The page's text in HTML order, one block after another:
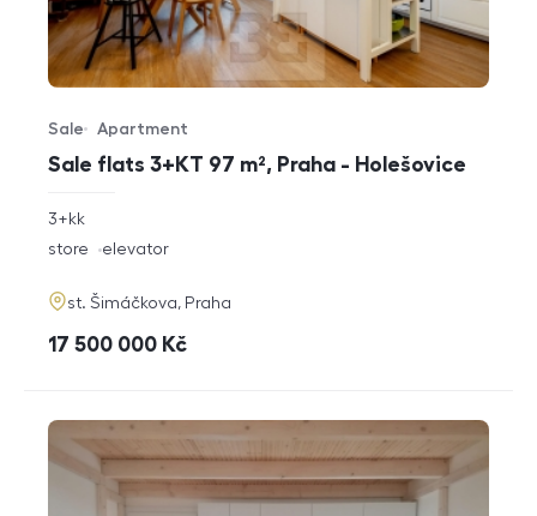
Sale flats 3+KT 97 m², Praha - Holešovice
Offer type
Sale
Property type
Apartment
rozměry
3+kk
funkce
store elevator
adresa
st. Šimáčkova, Praha
cena
17 500 000 Kč